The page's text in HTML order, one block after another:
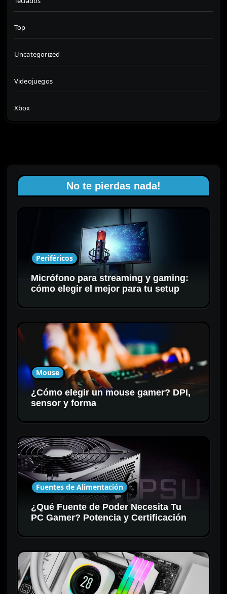
Top
Uncategorized
Videojuegos
Xbox
No te pierdas nada!
Periféricos
Micrófono para streaming y gaming:
cómo elegir el mejor para tu setup
Mouse
¿Cómo elegir un mouse gamer? DPI,
sensor y forma
Fuentes de Alimentación
¿Qué Fuente de Poder Necesita Tu
PC Gamer? Potencia y Certificación